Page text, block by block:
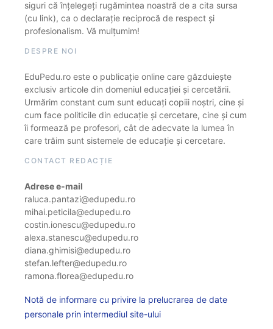
siguri că înțelegeți rugămintea noastră de a cita sursa
(cu link), ca o declarație reciprocă de respect și
profesionalism. Vă mulțumim!
DESPRE NOI
EduPedu.ro este o publicație online care găzduiește
exclusiv articole din domeniul educației și cercetării.
Urmărim constant cum sunt educați copiii noștri, cine și
cum face politicile din educație și cercetare, cine și cum
îi formează pe profesori, cât de adecvate la lumea în
care trăim sunt sistemele de educație și cercetare.
CONTACT REDACȚIE
Adrese e-mail
raluca.pantazi@edupedu.ro
mihai.peticila@edupedu.ro
costin.ionescu@edupedu.ro
alexa.stanescu@edupedu.ro
diana.ghimisi@edupedu.ro
stefan.lefter@edupedu.ro
ramona.florea@edupedu.ro
Notă de informare cu privire la prelucrarea de date
personale prin intermediul site-ului